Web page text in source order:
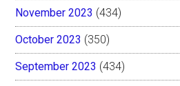
November 2023 (434)
October 2023 (350)
September 2023 (434)